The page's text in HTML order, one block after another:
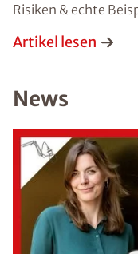
Risiken & echte
Artikel lesen
News